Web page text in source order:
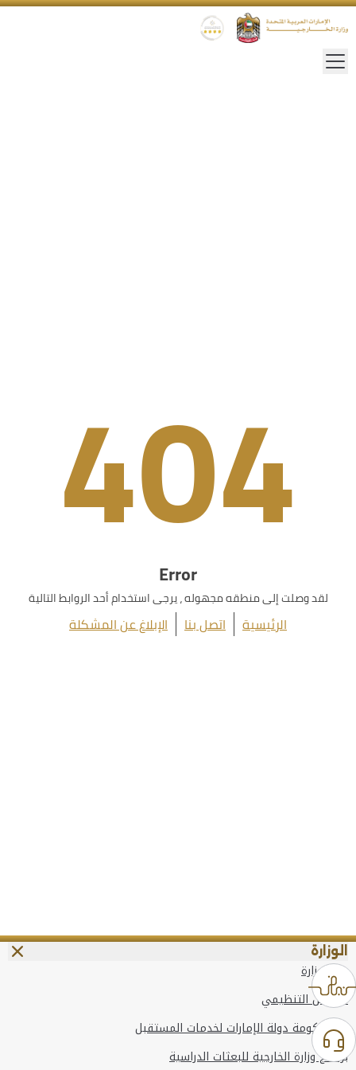
404
Error
لقد وصلت إلى منطقه مجهوله ، يرجى استخدام أحد الروابط التالية
الرئيسية اتصل بنا الإبلاغ عن المشكلة
الوزارة
عن الوزارة
الهيكل التنظيمي
وعد حكومة دولة الإمارات لخدمات المستقبل
برنامج وزارة الخارجية للبعثات الدراسية